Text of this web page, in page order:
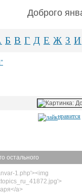
Доброго
Б В Г Д Е Ж З И
нравится
остального
1.php'><img
a>